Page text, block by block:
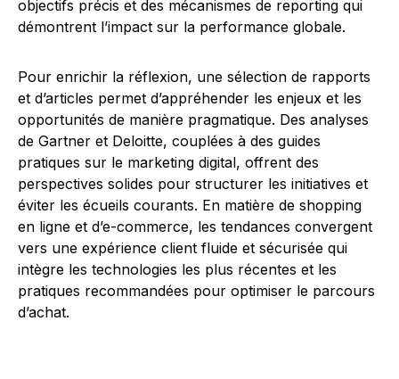
objectifs précis et des mécanismes de reporting qui
démontrent l’impact sur la performance globale.
Pour enrichir la réflexion, une sélection de rapports
et d’articles permet d’appréhender les enjeux et les
opportunités de manière pragmatique. Des analyses
de Gartner et Deloitte, couplées à des guides
pratiques sur le marketing digital, offrent des
perspectives solides pour structurer les initiatives et
éviter les écueils courants. En matière de shopping
en ligne et d’e-commerce, les tendances convergent
vers une expérience client fluide et sécurisée qui
intègre les technologies les plus récentes et les
pratiques recommandées pour optimiser le parcours
d’achat.